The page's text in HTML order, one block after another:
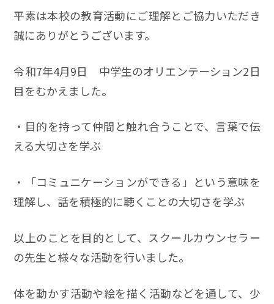
平素は本校の教育活動にご理解とご協力いただき
誠にありがとうございます。
令和7年4月9日 中学生のオリエンテーション2日
目をむかえました。
・目的を持って仲間と触れ合うことで、言葉で伝
える大切さを学ぶ
・「コミュニケーションができる」という意味を
理解し、話を積極的に聴くことの大切さを学ぶ
以上のことを目的として、スクールカウンセラー
の先生と様々な活動を行いました。
体を動かす活動や絵を描く活動などを通して、少